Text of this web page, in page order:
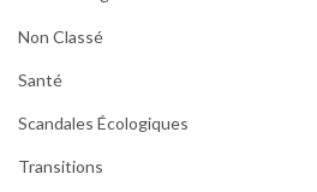
Non Classé
Santé
Scandales Écologiques
Transitions